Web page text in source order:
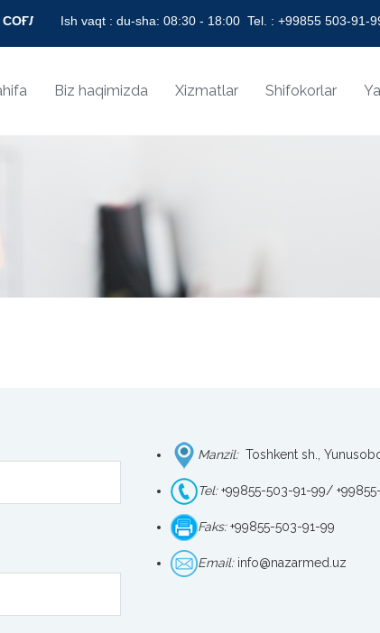
БИЛАН! * BEAUTY OF LIFE WITH HEALTHY
Ish vaqt : du-sha: 08:30 - 18:00Tel. : +99855 503-91-
Biz haqimizda Xizmatlar Shifokorlar
Manzil:Toshkent sh.,
Tel:+99855-503-91-99/
Faks:+99855-503-91-99
Email: info@nazarmed.uz